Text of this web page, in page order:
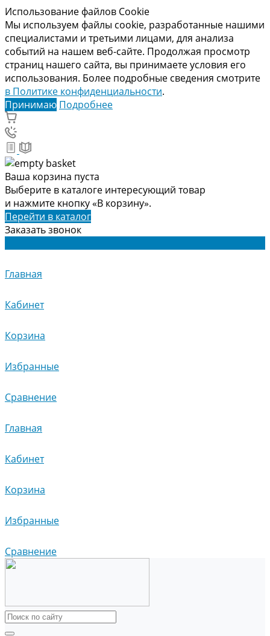
Использование файлов Cookie
Мы используем файлы cookie, разработанные нашими
специалистами и третьими лицами, для анализа
событий на нашем веб-сайте. Продолжая просмотр
страниц нашего сайта, вы принимаете условия его
использования. Более подробные сведения смотрите
в Политике конфиденциальности.
Принимаю Подробнее
Ваша корзина пуста
Выберите в каталоге интересующий товар
и нажмите кнопку «В корзину».
Перейти в каталог
Заказать звонок
Главная
Кабинет
Корзина
Избранные
Сравнение
Главная
Кабинет
Корзина
Избранные
Сравнение